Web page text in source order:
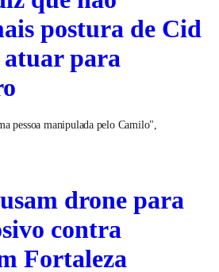
postura de Cid
atuar para
pessoa manipulada pelo Camilo",
drone para
contra
Fortaleza